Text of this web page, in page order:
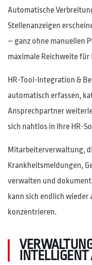
Automatische
Stellenanzeigen
– ganz ohne manuellen
maximale Reichweite für
HR-Tool-Integration &
automatisch erfassen,
Ansprechpartner
sich nahtlos in Ihre HR-
Mitarbeiterverwaltung,
Krankheitsmeldungen,
verwalten und
kann sich endlich
konzentrieren.